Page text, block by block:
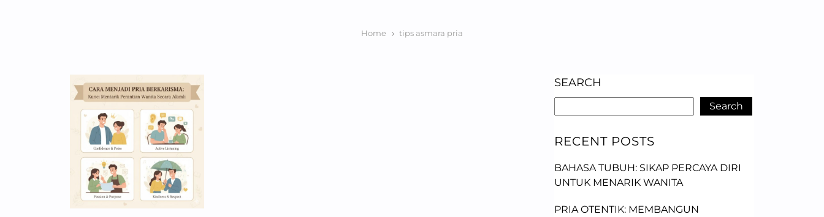
Home tips asmara pria
SEARCH
Search
RECENT POSTS
BAHASA TUBUH: SIKAP PERCAYA DIRI
UNTUK MENARIK WANITA
PRIA OTENTIK: MEMBANGUN